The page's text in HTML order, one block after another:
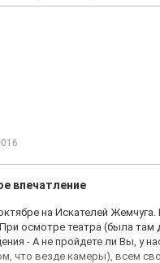
впечатление
на Искателей
осмотре театра (была там
- А не пройдете ли Вы, у
что везде камеры), всем